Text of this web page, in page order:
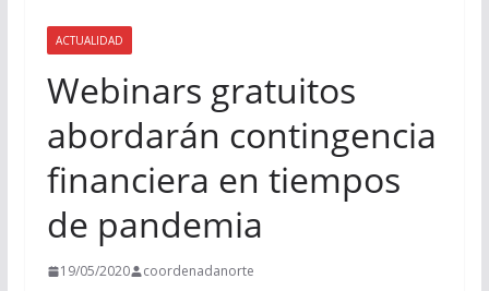
ACTUALIDAD
Webinars gratuitos
abordarán contingencia
financiera en tiempos
de pandemia
19/05/2020 coordenadanorte